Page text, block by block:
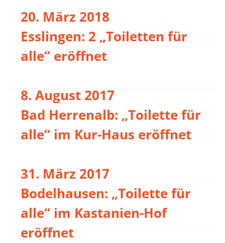
20. März 2018
Esslingen: 2 „Toiletten für
alle“ eröffnet
8. August 2017
Bad Herrenalb: „Toilette für
alle“ im Kur-Haus eröffnet
31. März 2017
Bodelhausen: „Toilette für
alle“ im Kastanien-Hof
eröffnet